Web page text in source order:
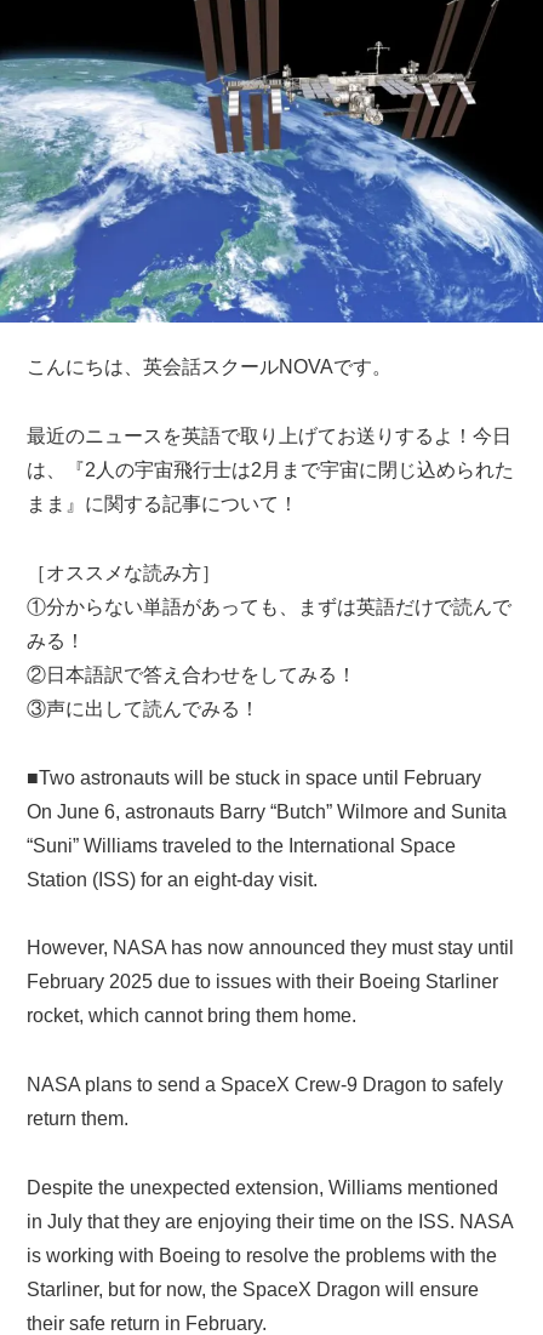
こんにちは、英会話スクールNOVAです。
最近のニュースを英語で取り上げてお送りするよ！今日
は、『2人の宇宙飛行士は2月まで宇宙に閉じ込められた
まま』に関する記事について！
［オススメな読み方］
①分からない単語があっても、まずは英語だけで読んで
みる！
②日本語訳で答え合わせをしてみる！
③声に出して読んでみる！
■Two astronauts will be stuck in space until February
On June 6, astronauts Barry “Butch” Wilmore and Sunita
“Suni” Williams traveled to the International Space
Station (ISS) for an eight-day visit.
However, NASA has now announced they must stay until
February 2025 due to issues with their Boeing Starliner
rocket, which cannot bring them home.
NASA plans to send a SpaceX Crew-9 Dragon to safely
return them.
Despite the unexpected extension, Williams mentioned
in July that they are enjoying their time on the ISS. NASA
is working with Boeing to resolve the problems with the
Starliner, but for now, the SpaceX Dragon will ensure
their safe return in February.